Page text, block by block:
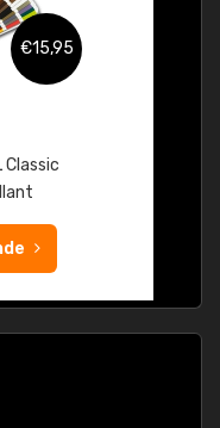
€15,95
Classic